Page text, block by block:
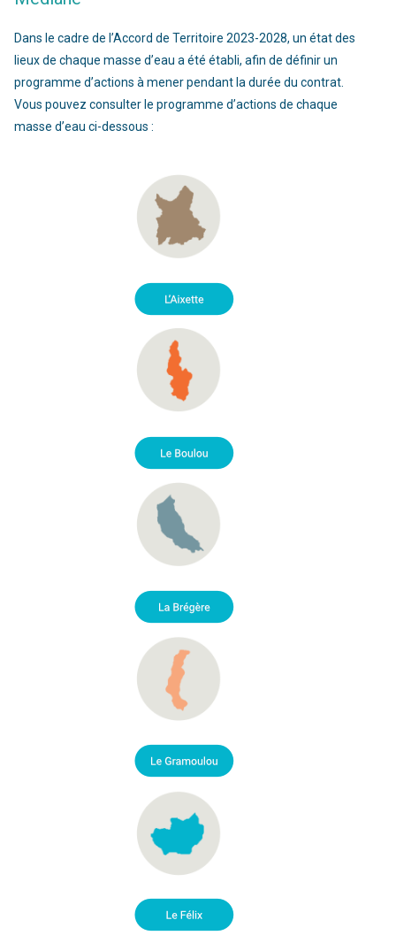
Dans le cadre de l’Accord de Territoire 2023-2028, un état des
lieux de chaque masse d’eau a été établi, afin de définir un
programme d’actions à mener pendant la durée du contrat.
Vous pouvez consulter le programme d’actions de chaque
masse d’eau ci-dessous :